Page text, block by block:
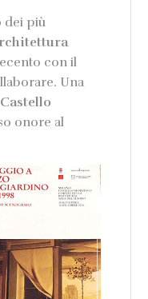
dei più
con il
Una
Castello
onore al